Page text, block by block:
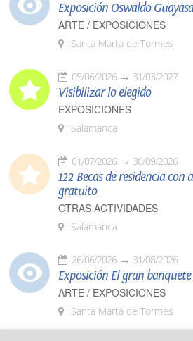
Exposición Oswaldo
ARTE / EXPOSICIONES
Santa Marta de Tormes
05/06/2026 31/03/2027
Visibilizar lo elegido
EXPOSICIONES
Salamanca
01/07/2026 30/09/2026
122 Becas de residencia
gratuito
OTRAS ACTIVIDADES
Salamanca
26/06/2026 31/08/2026
Exposición El gran
ARTE / EXPOSICIONES
Santa Marta de Tormes